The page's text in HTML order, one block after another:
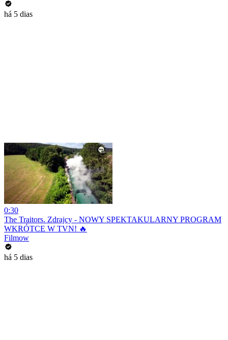
há 5 dias
0:30
The Traitors. Zdrajcy - NOWY SPEKTAKULARNY PROGRAM
WKRÓTCE W TVN! 🔥
Filmow
há 5 dias